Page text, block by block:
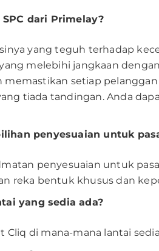
dari Primelay?
yang teguh terhadap
melebihi jangkaan
memastikan setiap
tiada tandingan. Anda
penyesuaian untuk
penyesuaian untuk
reka bentuk khusus dan
yang sedia ada?
Cliq di mana-mana lantai